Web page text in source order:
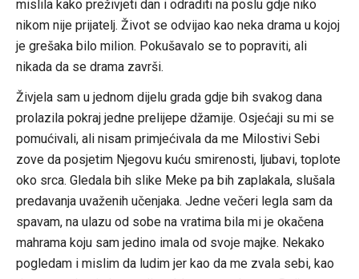
mislila kako preživjeti dan i odraditi na poslu gdje niko
nikom nije prijatelj. Život se odvijao kao neka drama u kojoj
je grešaka bilo milion. Pokušavalo se to popraviti, ali
nikada da se drama završi.
Živjela sam u jednom dijelu grada gdje bih svakog dana
prolazila pokraj jedne prelijepe džamije. Osjećaji su mi se
pomućivali, ali nisam primjećivala da me Milostivi Sebi
zove da posjetim Njegovu kuću smirenosti, ljubavi, toplote
oko srca. Gledala bih slike Meke pa bih zaplakala, slušala
predavanja uvaženih učenjaka. Jedne večeri legla sam da
spavam, na ulazu od sobe na vratima bila mi je okačena
mahrama koju sam jedino imala od svoje majke. Nekako
pogledam i mislim da ludim jer kao da me zvala sebi, kao